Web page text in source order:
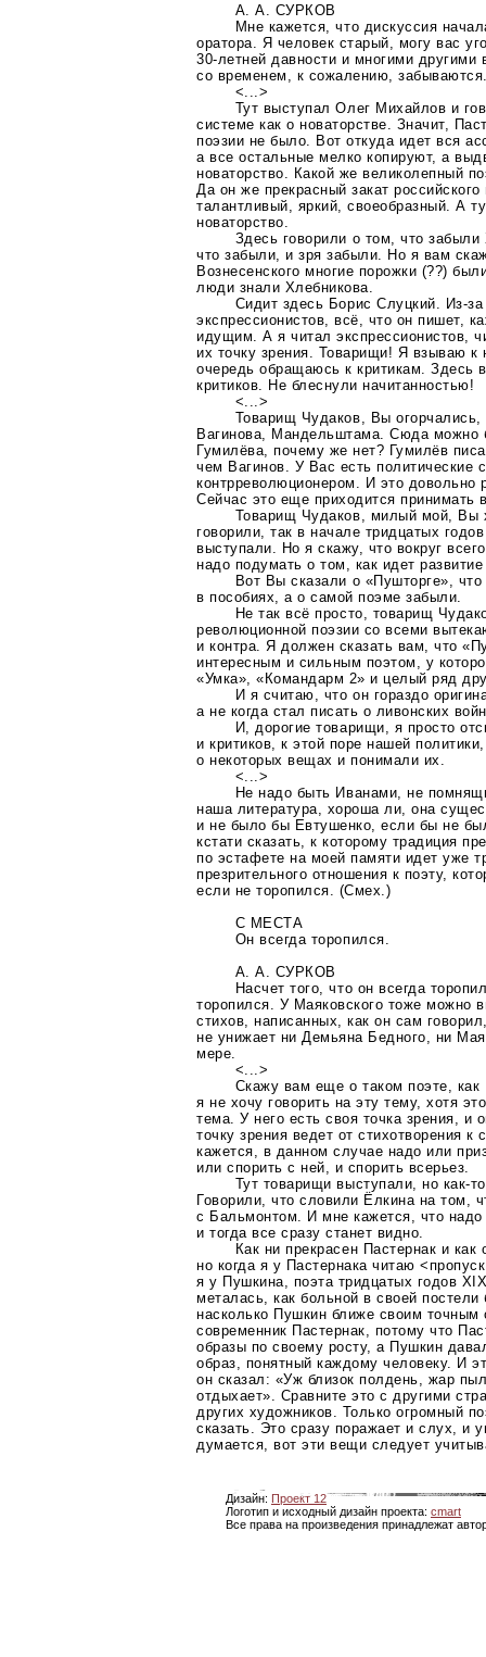
А. А. СУРКОВ
Мне кажется, что дискуссия
оратора. Я человек старый, могу вас
30-летней давности и многими другими
со временем, к сожалению,
<...>
Тут выступал Олег Михайлов и
системе как о новаторстве. Значит,
поэзии не было. Вот откуда идет вся
а все остальные мелко копируют, а
новаторство. Какой же великолепный
Да он же прекрасный закат
талантливый, яркий, своеобразный. А
новаторство.
Здесь говорили о том, что
что забыли, и зря забыли. Но я вам
Вознесенского многие порожки (??)
люди знали Хлебникова.
Сидит здесь Борис Слуцкий. Из-за
экспрессионистов, всё, что он пишет,
идущим. А я читал экспрессионистов,
их точку зрения. Товарищи! Я взываю к
очередь обращаюсь к критикам. Здесь
критиков. Не блеснули начитанностью!
<...>
Товарищ Чудаков, Вы
Вагинова, Мандельштама. Сюда можно
Гумилёва, почему же нет? Гумилёв
чем Вагинов. У Вас есть политические
контрреволюционером. И это довольно
Сейчас это еще приходится принимать
Товарищ Чудаков, милый мой, Вы
говорили, так в начале тридцатых
выступали. Но я скажу, что вокруг
надо подумать о том, как идет
Вот Вы сказали о «Пушторге»,
в пособиях, а о самой поэме забыли.
Не так всё просто, товарищ
революционной поэзии со всеми
и контра. Я должен сказать вам, что
интересным и сильным поэтом, у
«Умка», «Командарм 2» и целый ряд
И я считаю, что он гораздо
а не когда стал писать о ливонских
И, дорогие товарищи, я просто
и критиков, к этой поре нашей
о некоторых вещах и понимали их.
<...>
Не надо быть Иванами, не
наша литература, хороша ли, она
и не было бы Евтушенко, если бы не
кстати сказать, к которому традиция
по эстафете на моей памяти идет уже
презрительного отношения к поэту,
если не торопился. (Смех.)
С МЕСТА
Он всегда торопился.
А. А. СУРКОВ
Насчет того, что он всегда
торопился. У Маяковского тоже можно
стихов, написанных, как он сам
не унижает ни Демьяна Бедного, ни
мере.
<...>
Скажу вам еще о таком поэте, как
я не хочу говорить на эту тему, хотя
тема. У него есть своя точка зрения, и
точку зрения ведет от стихотворения
кажется, в данном случае надо или
или спорить с ней, и спорить всерьез.
Тут товарищи выступали, но как-то
Говорили, что словили Ёлкина на том,
с Бальмонтом. И мне кажется, что надо
и тогда все сразу станет видно.
Как ни прекрасен Пастернак и
но когда я у Пастернака читаю
я у Пушкина, поэта тридцатых годов
металась, как больной в своей
насколько Пушкин ближе своим
современник Пастернак, потому что
образы по своему росту, а Пушкин
образ, понятный каждому человеку. И
он сказал: «Уж близок полдень, жар
отдыхает». Сравните это с другими
других художников. Только огромный
сказать. Это сразу поражает и слух, и
думается, вот эти вещи следует
Дизайн: Проект 12
Логотип и исходный дизайн проекта: cmart
Все права на произведения принадлежат